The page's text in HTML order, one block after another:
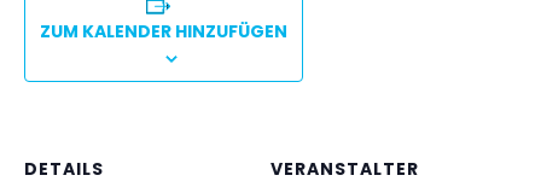
ZUM KALENDER HINZUFÜGEN
DETAILS
VERANSTALTER